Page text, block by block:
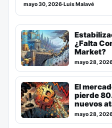
mayo 30, 2026·Luis Malavé
¿Falta
Market?
mayo 28,
El
pierde
nuevos
mayo 28,